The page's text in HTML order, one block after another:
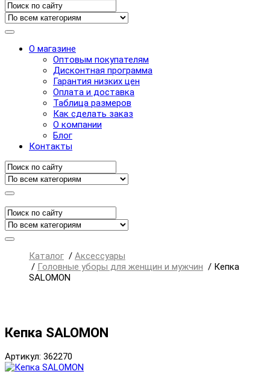
О магазине
Оптовым покупателям
Дисконтная программа
Гарантия низких цен
Оплата и доставка
Таблица размеров
Как сделать заказ
О компании
Блог
Контакты
Каталог / Аксессуары
/ Головные уборы для женщин и мужчин / Кепка
SALOMON
Кепка SALOMON
Артикул: 362270